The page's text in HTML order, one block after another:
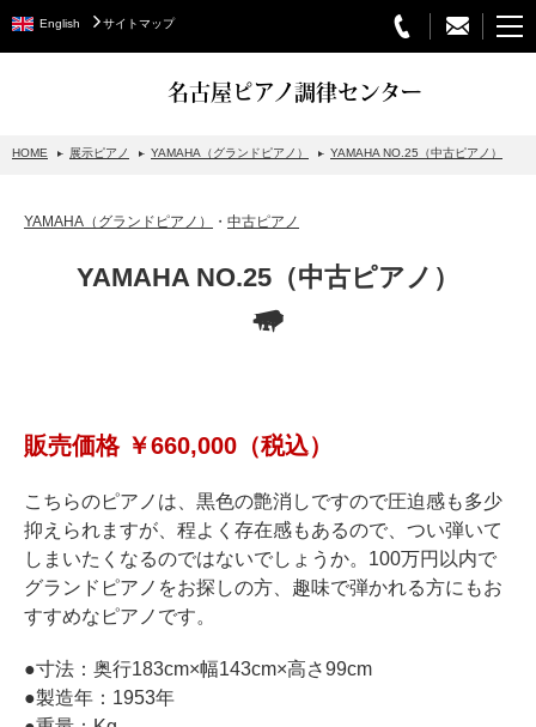
English サイトマップ
名古屋ピアノ調律センター
グランドピアノ
ベヒシュタイングランドピアノ
ベヒシュタインアップライトピアノ
ホフマングランドピアノ
ホフマンアップライトピアノ
中古ピアノ
HOME 展示ピアノ YAMAHA（グランドピアノ） YAMAHA NO.25（中古ピアノ）
YAMAHA（グランドピアノ） ・ 中古ピアノ
YAMAHA NO.25（中古ピアノ）
販売価格 ￥660,000 （税込）
こちらのピアノは、黒色の艶消しですので圧迫感も多少
抑えられますが、程よく存在感もあるので、つい弾いて
しまいたくなるのではないでしょうか。100万円以内で
グランドピアノをお探しの方、趣味で弾かれる方にもお
すすめなピアノです。
●寸法：奥行183cm×幅143cm×高さ99cm
●製造年：1953年